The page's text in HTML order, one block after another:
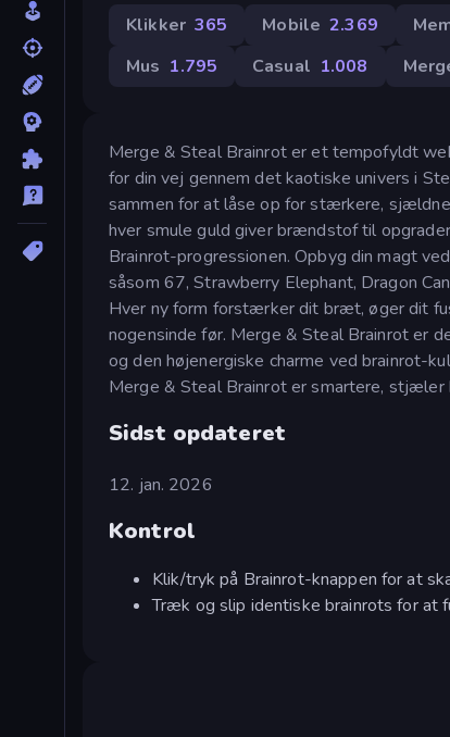
Klikker 365 Mobile 2.369
Mus 1.795 Casual 1.008
Merge & Steal Brainrot er et tempofyldt
for din vej gennem det kaotiske univers i
sammen for at låse op for stærkere,
hver smule guld giver brændstof til
Brainrot-progressionen. Opbyg din magt
såsom 67, Strawberry Elephant, Dragon
Hver ny form forstærker dit bræt, øger dit
nogensinde før. Merge & Steal Brainrot er
og den højenergiske charme ved brainrot-
Merge & Steal Brainrot er smartere,
Sidst opdateret
12. jan. 2026
Kontrol
Klik/tryk på Brainrot-knappen for at
Træk og slip identiske brainrots for at